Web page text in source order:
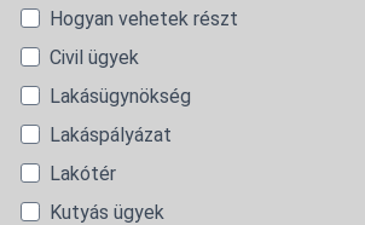
Hogyan vehetek részt
Civil ügyek
Lakásügynökség
Lakáspályázat
Lakótér
Kutyás ügyek